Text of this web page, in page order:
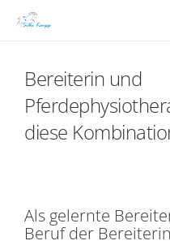
Bereiterin und
diese
Als gelernte
Beruf der